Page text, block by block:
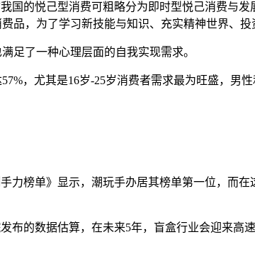
国的悦己型消费可粗略分为即时型悦己消费与
品，为了学习新技能与知识、充实精神世界、投
足了一种心理层面的自我实现需求。
，尤其是16岁-25岁消费者需求最为旺盛，男
力榜单》显示，潮玩手办居其榜单第一位，而
的数据估算，在未来5年，盲盒行业会迎来高